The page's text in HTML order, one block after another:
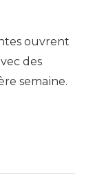
ouvrent
des
semaine.